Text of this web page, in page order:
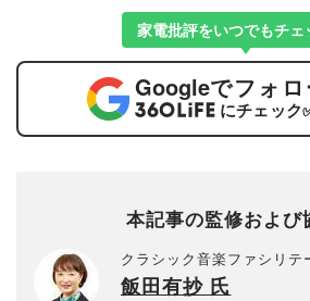
家電批評をいつでもチェ
Googleでフォ
にチェック
本記事の監修および
クラシック音楽ファシリテ
飯田有抄 氏